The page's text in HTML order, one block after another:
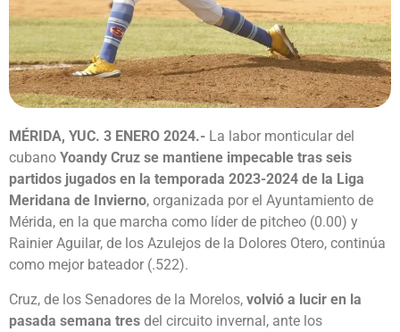
MÉRIDA, YUC. 3 ENERO 2024.- La labor monticular del
cubano Yoandy Cruz se mantiene impecable tras seis
partidos jugados en la temporada 2023-2024 de la Liga
Meridana de Invierno, organizada por el Ayuntamiento de
Mérida, en la que marcha como líder de pitcheo (0.00) y
Rainier Aguilar, de los Azulejos de la Dolores Otero, continúa
como mejor bateador (.522).
Cruz, de los Senadores de la Morelos, volvió a lucir en la
pasada semana tres del circuito invernal, ante los